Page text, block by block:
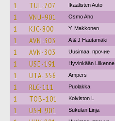
1 TUL-707 Ikaalisten Auto
1 VNU-901 Osmo Aho
1 KJC-800 Y. Makkonen
1 AVN-303 A & J Hautamäki
1 AVN-303 Uusimaa, прочие
1 USE-191 Hyvinkään Liikenne
1 UTA-356 Ampers
1 RLC-111 Puolakka
1 TOB-101 Koiviston L
1 USH-901 Sukulan Linja